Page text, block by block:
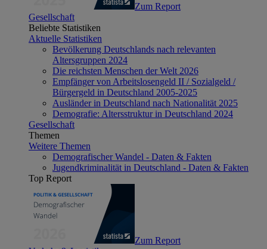
Zum Report
Gesellschaft
Beliebte Statistiken
Aktuelle Statistiken
Bevölkerung Deutschlands nach relevanten
Altersgruppen 2024
Die reichsten Menschen der Welt 2026
Empfänger von Arbeitslosengeld II / Sozialgeld /
Bürgergeld in Deutschland 2005-2025
Ausländer in Deutschland nach Nationalität 2025
Demografie: Altersstruktur in Deutschland 2024
Gesellschaft
Themen
Weitere Themen
Demografischer Wandel - Daten & Fakten
Jugendkriminalität in Deutschland - Daten & Fakten
Top Report
Zum Report